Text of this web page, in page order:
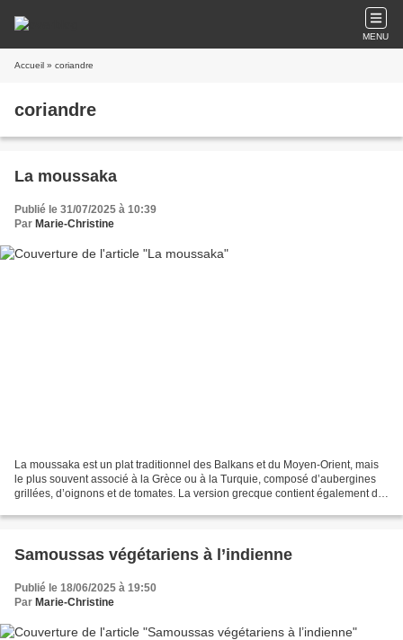
MENU
Accueil » coriandre
coriandre
La moussaka
Publié le 31/07/2025 à 10:39
Par Marie-Christine
La moussaka est un plat traditionnel des Balkans et du Moyen-Orient, mais
le plus souvent associé à la Grèce ou à la Turquie, composé d’aubergines
grillées, d’oignons et de tomates. La version grecque contient également de
Samoussas végétariens à l’indienne
Publié le 18/06/2025 à 19:50
Par Marie-Christine